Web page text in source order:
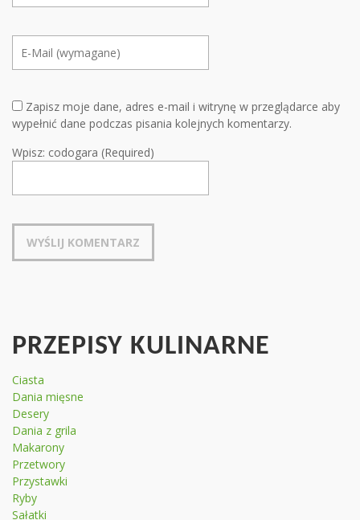
Zapisz moje dane, adres e-mail i witrynę w przeglądarce aby
wypełnić dane podczas pisania kolejnych komentarzy.
Wpisz: codogara (Required)
PRZEPISY KULINARNE
Ciasta
Dania mięsne
Desery
Dania z grila
Makarony
Przetwory
Przystawki
Ryby
Sałatki